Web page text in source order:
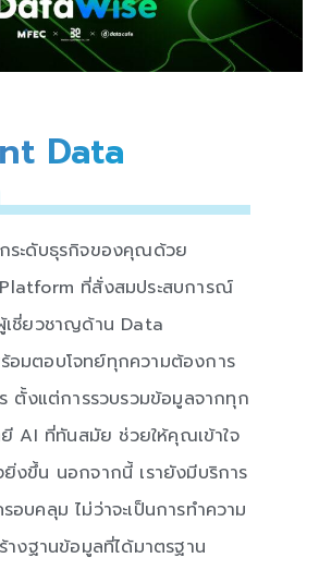
Data
ระดับธุรกิจของคุณด้วย
ที่สั่งสมประสบการณ์
ชี่ยวชาญด้าน Data
มตอบโจทย์ทุกความต้องการ
ตั้งแต่การรวบรวมข้อมูลจากทุก
AI ที่ทันสมัย ช่วยให้คุณเข้าใจ
งขึ้น นอกจากนี้ เรายังมีบริการ
บคลุม ไม่ว่าจะเป็นการทำความ
างฐานข้อมูลที่ได้มาตรฐาน